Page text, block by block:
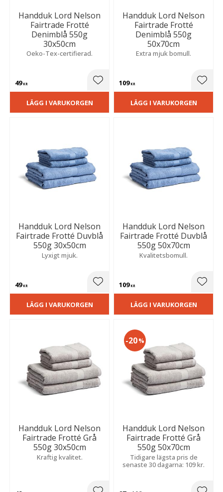
Handduk Lord Nelson
Fairtrade Frotté
Denimblå 550g
30x50cm
Oeko-Tex-certifierad.
49KR Lägg till i favoriter
LÄGG I VARUKORGEN
Handduk Lord Nelson
Fairtrade Frotté
Denimblå 550g
50x70cm
Extra mjuk bomull.
109KR
LÄGG I VARUKORGEN
Handduk Lord Nelson
Fairtrade Frotté Duvblå
550g 30x50cm
Lyxigt mjuk.
49KR Lägg till i favoriter
LÄGG I VARUKORGEN
Handduk Lord Nelson
Fairtrade Frotté Duvblå
550g 50x70cm
Kvalitetsbomull.
109KR
LÄGG I VARUKORGEN
Handduk Lord Nelson
Fairtrade Frotté Grå
550g 30x50cm
Kraftig kvalitet.
Handduk Lord Nelson
Fairtrade Frotté Grå
550g 50x70cm
Tidigare lägsta pris de
senaste 30 dagarna: 109 kr.
20%